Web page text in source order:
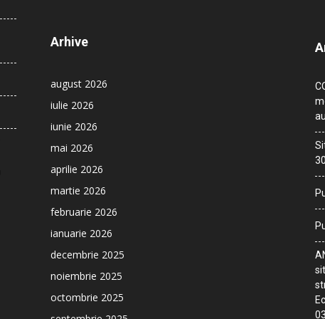
Arhive
august 2026
iulie 2026
iunie 2026
mai 2026
aprilie 2026
martie 2026
februarie 2026
ianuarie 2026
decembrie 2025
noiembrie 2025
octombrie 2025